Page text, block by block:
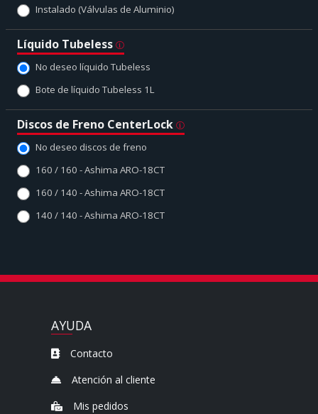
Instalado (Válvulas de Aluminio)
Líquido Tubeless
No deseo líquido Tubeless
Bote de líquido Tubeless 1L
Discos de Freno CenterLock
No deseo discos de freno
160 / 160 - Ashima ARO-18CT
160 / 140 - Ashima ARO-18CT
140 / 140 - Ashima ARO-18CT
AYUDA
Contacto
Atención al cliente
Mis pedidos